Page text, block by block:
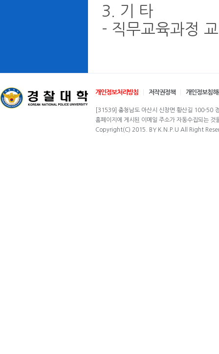
3. 기 타
- 직무교육과정
개인정보처리방침 저작권정책 개인정보침
[31539] 충청남도 아산시 신창면 황산길 100-50
홈페이지에 게시된 이메일 주소가 자동수집되는
Copyright(C) 2015. BY K.N.P.U All Right